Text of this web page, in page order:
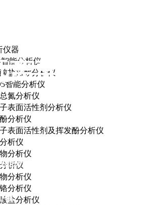
仪器
能分析仪
盐指数分析仪
智能分析仪
氮分析仪
表面活性剂分析仪
分析仪
表面活性剂及挥发酚分析仪
析仪
分析仪
析仪
分析仪
分析仪
盐分析仪
离毒害
分析仪器而不断努力着
值